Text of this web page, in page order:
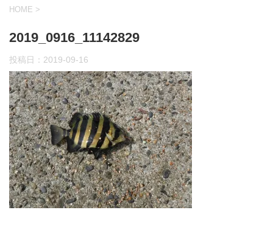
HOME >
2019_0916_11142829
投稿日： 2019-09-16